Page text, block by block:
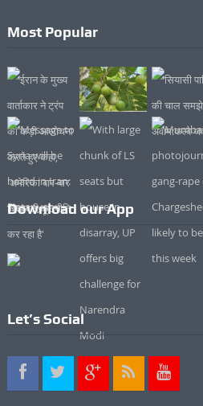
Most Popular
Download our App
Let’s Social